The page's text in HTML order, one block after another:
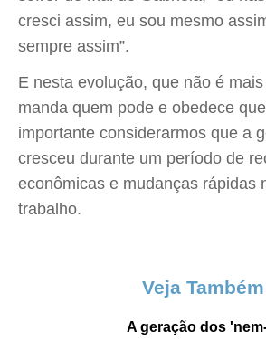
cresci assim, eu sou mesmo
sempre assim”.
E nesta evolução, que não é
manda quem pode e obedece
importante considerarmos que a
cresceu durante um período de
econômicas e mudanças rápidas
trabalho.
Veja Também
A geração dos